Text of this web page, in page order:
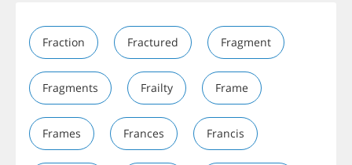
Fraction Fractured Fragment
Fragments Frailty Frame
Frames Frances Francis